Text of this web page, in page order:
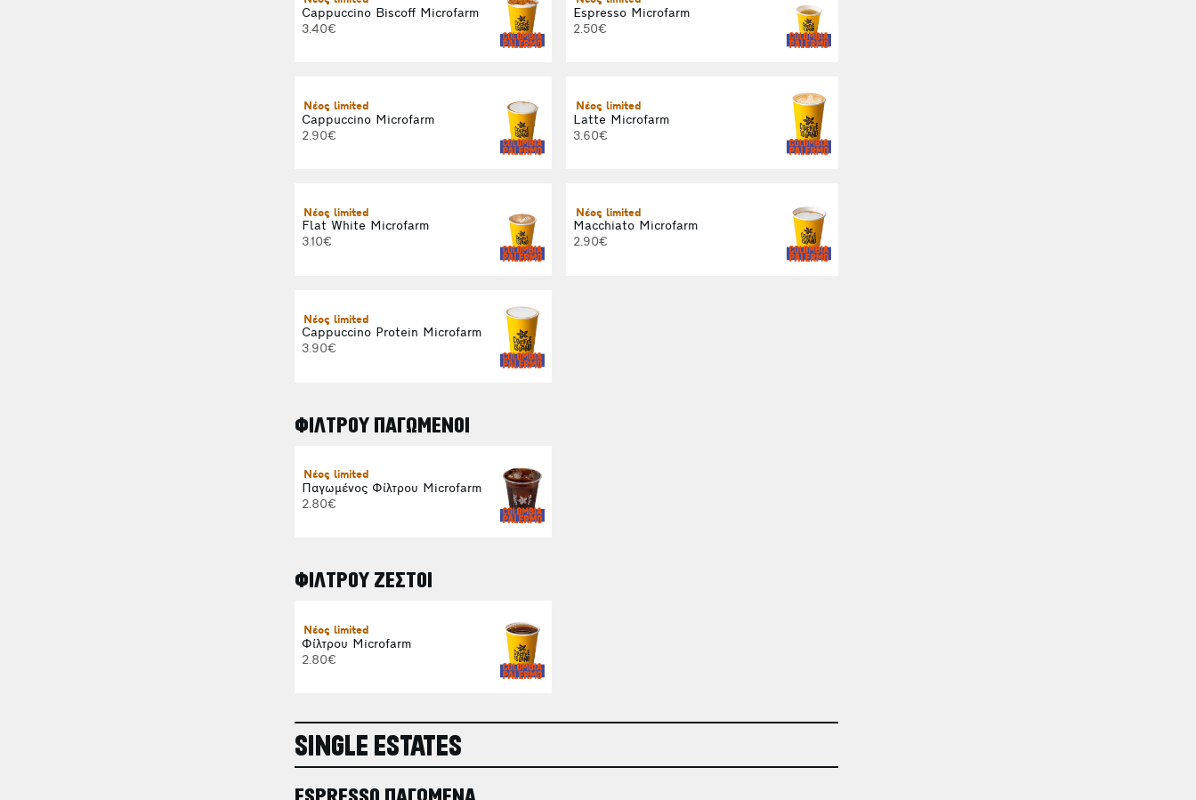
Cappuccino Biscoff Microfarm
3.40€
Espresso Microfarm
2.50€
Νέος limited
Cappuccino Microfarm
2.90€
Νέος limited
Latte Microfarm
3.60€
Νέος limited
Flat White Microfarm
3.10€
Νέος limited
Macchiato Microfarm
2.90€
Νέος limited
Cappuccino Protein Microfarm
3.90€
ΦΙΛΤΡΟΥ ΠΑΓΩΜΕΝΟΙ
Νέος limited
Παγωμένος Φίλτρου Microfarm
2.80€
ΦΙΛΤΡΟΥ ΖΕΣΤΟΙ
Νέος limited
Φίλτρου Microfarm
2.80€
SINGLE ESTATES